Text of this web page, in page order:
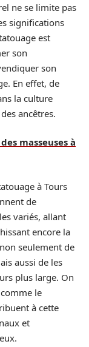
ne se limite pas
significations
est
son
son
En effet, de
la culture
ancêtres.
masseuses à
à Tours
de
variés, allant
encore la
seulement de
aussi de les
plus large. On
le
à cette
et